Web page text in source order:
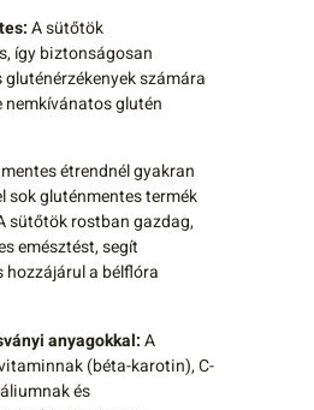
A sütőtök
így biztonságosan
számára
nemkívánatos glutén
étrendnél gyakran
gluténmentes termék
sütőtök rostban gazdag,
emésztést, segít
hozzájárul a bélflóra
anyagokkal:A
(béta-karotin), C-
és